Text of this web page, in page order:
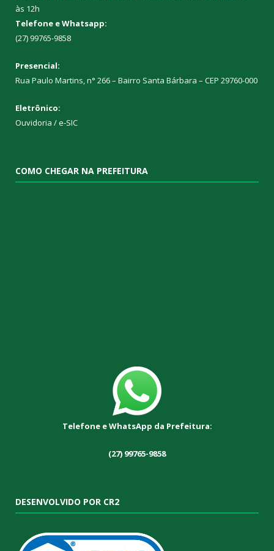
às 12h
Telefone e Whatsapp:
(27) 99765-9858
Presencial:
Rua Paulo Martins, n° 266 – Bairro Santa Bárbara – CEP 29760-000
Eletrônico:
Ouvidoria /e-SIC
COMO CHEGAR NA PREFEITURA
Telefone e WhatsApp da Prefeitura:
(27) 99765-9858
DESENVOLVIDO POR CR2